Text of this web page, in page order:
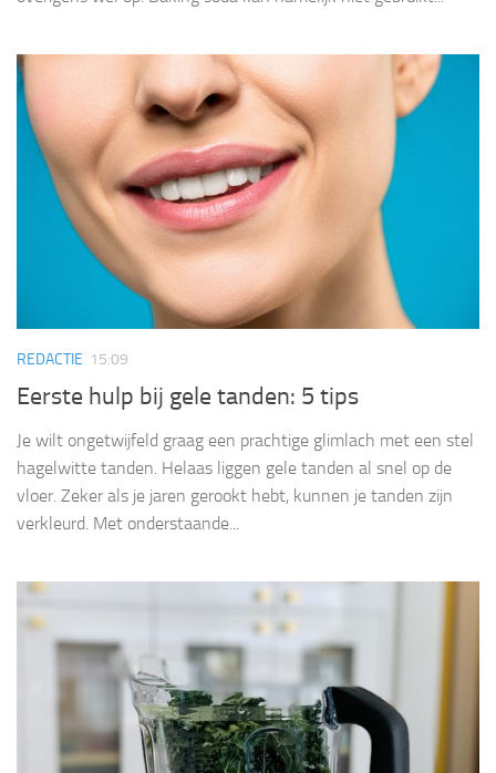
REDACTIE 15:09
Eerste hulp bij gele tanden: 5 tips
Je wilt ongetwijfeld graag een prachtige glimlach met een stel
hagelwitte tanden. Helaas liggen gele tanden al snel op de
vloer. Zeker als je jaren gerookt hebt, kunnen je tanden zijn
verkleurd. Met onderstaande...